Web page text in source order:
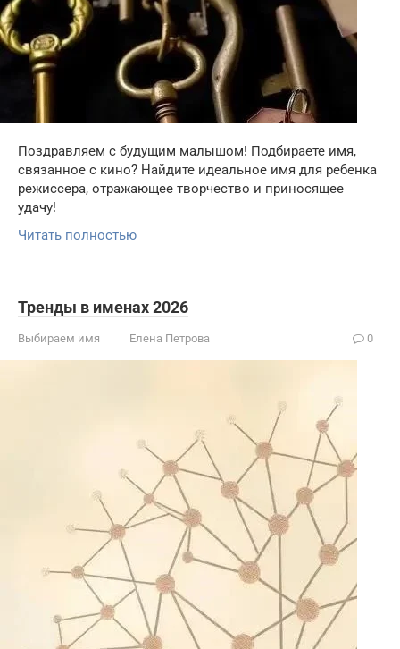
Поздравляем с будущим малышом! Подбираете имя,
связанное с кино? Найдите идеальное имя для ребенка
режиссера, отражающее творчество и приносящее
удачу!
Читать полностью
Тренды в именах 2026
Выбираем имя Елена Петрова 0